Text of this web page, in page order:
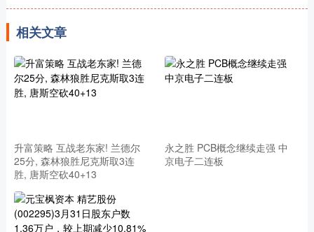
相关文章
升富策略 互战老东家! 兰德尔
25分, 森林狼胜尼克斯取3连
胜, 唐斯空砍40+13
永之胜 PCB概念继续走强 中
京电子二连板